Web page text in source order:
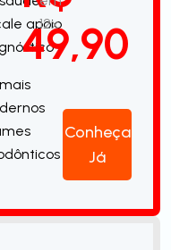
apoio
49,90
12x
Conheça
Já